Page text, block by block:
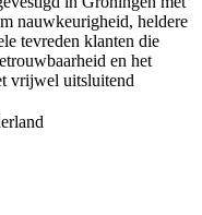
nauwkeurigheid, heldere
tevreden klanten die
en het
vrijwel uitsluitend